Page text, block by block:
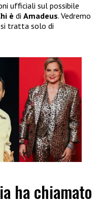
ufficiali sul possibile
è di Amadeus. Vedremo
tratta solo di
ha chiamato